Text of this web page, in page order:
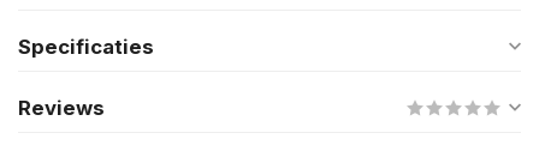
Specificaties
Reviews